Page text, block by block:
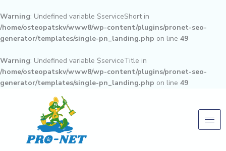
Warning: Undefined variable $serviceShort in
/home/osteopatskv/www8/wp-content/plugins/pronet-seo-
generator/templates/single-pn_landing.php on line 49
Warning: Undefined variable $serviceTitle in
/home/osteopatskv/www8/wp-content/plugins/pronet-seo-
generator/templates/single-pn_landing.php on line 49
au
contenu